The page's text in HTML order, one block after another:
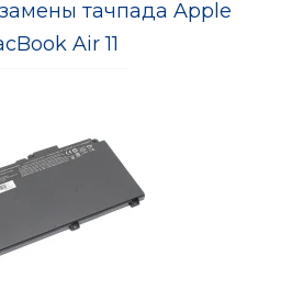
тачпада Apple
Air 11